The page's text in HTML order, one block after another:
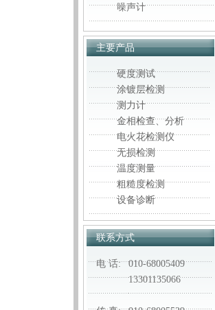
噪声计
主要产品
硬度测试
涂镀层检测
测力计
金相检查、分析
电火花检测仪
无损检测
温度测量
粗糙度检测
设备诊断
联系方式
电 话:
010-68005409
13301135066